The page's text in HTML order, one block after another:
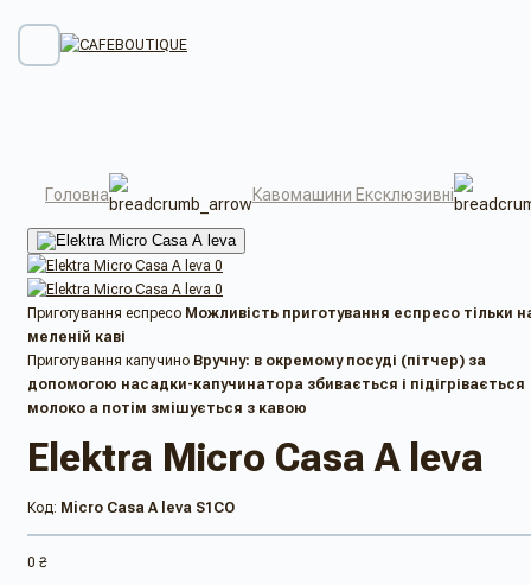
Головна Кавомашини Ексклюзивні
Приготування еспресо Можливість приготування еспресо тільки
меленій каві
Приготування капучино Вручну: в ​​окремому посуді (пітчер) за
допомогою насадки-капучинатора збивається і підігрівається
молоко а потім змішується з кавою
Elektra Micro Casa A leva
Код: Micro Casa A leva S1CO
0 ₴